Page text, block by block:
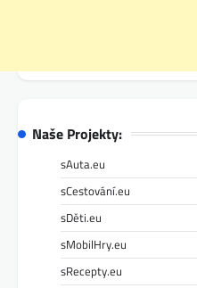
Naše Projekty:
sAuta.eu
sCestování.eu
sDěti.eu
sMobilHry.eu
sRecepty.eu